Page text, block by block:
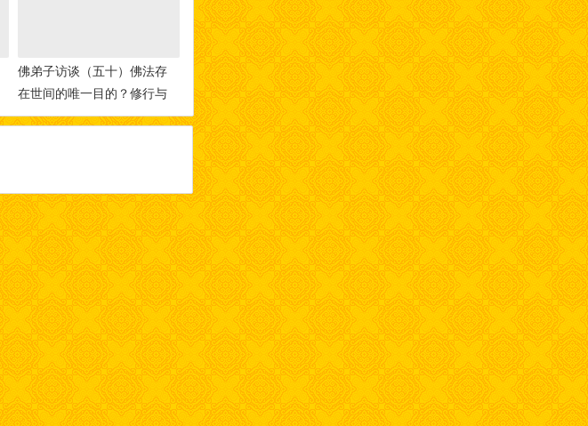
佛弟子访谈（五十）佛法存
在世间的唯一目的？修行与
修法的差别，如何做到三业